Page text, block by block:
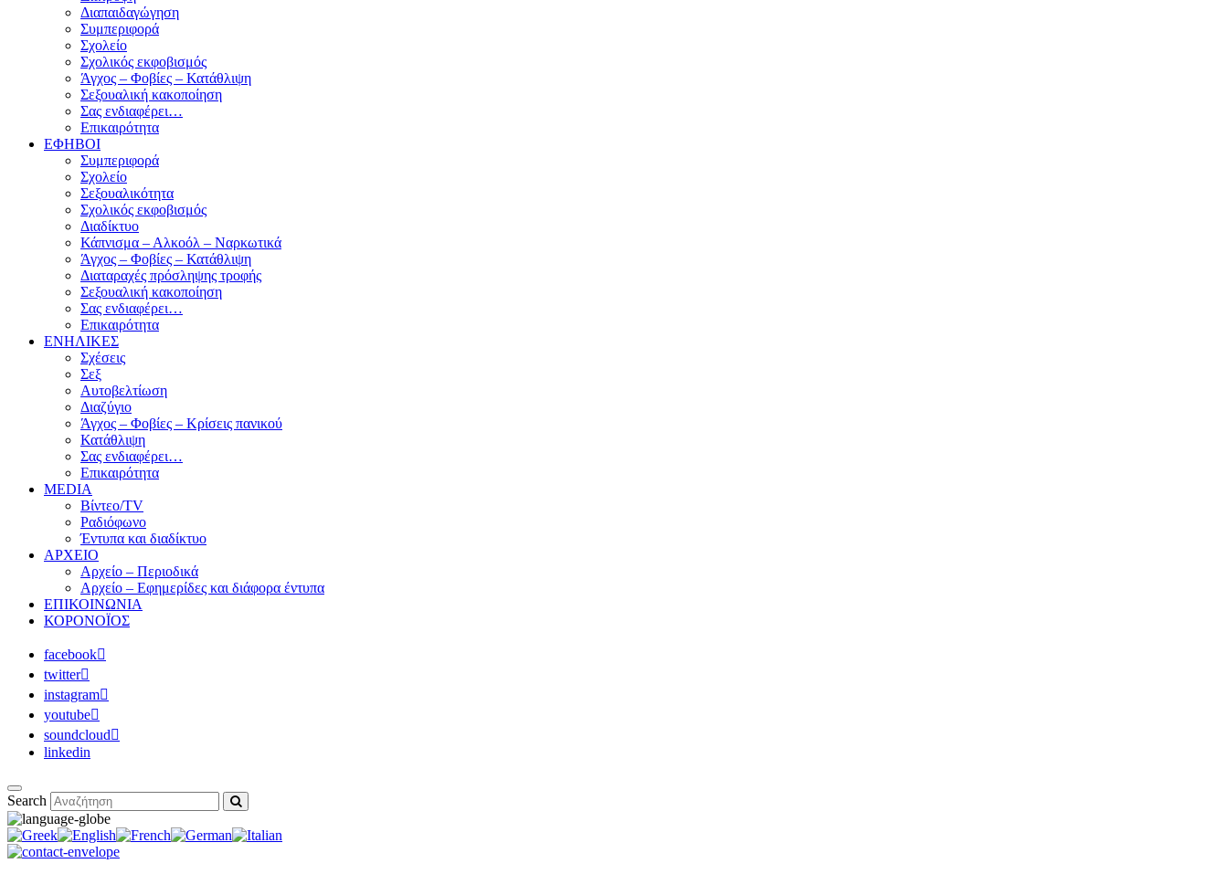
Διαπαιδαγώγηση
Συμπεριφορά
Σχολείο
Σχολικός εκφοβισμός
Άγχος – Φοβίες – Κατάθλιψη
Σεξουαλική κακοποίηση
Σας ενδιαφέρει…
Επικαιρότητα
ΕΦΗΒΟΙ
Συμπεριφορά
Σχολείο
Σεξουαλικότητα
Σχολικός εκφοβισμός
Διαδίκτυο
Κάπνισμα – Αλκοόλ – Ναρκωτικά
Άγχος – Φοβίες – Κατάθλιψη
Διαταραχές πρόσληψης τροφής
Σεξουαλική κακοποίηση
Σας ενδιαφέρει…
Επικαιρότητα
ΕΝΗΛΙΚΕΣ
Σχέσεις
Σεξ
Αυτοβελτίωση
Διαζύγιο
Άγχος – Φοβίες – Κρίσεις πανικού
Κατάθλιψη
Σας ενδιαφέρει…
Επικαιρότητα
MEDIA
Βίντεο/TV
Ραδιόφωνο
Έντυπα και διαδίκτυο
ΑΡΧΕΙΟ
Αρχείο – Περιοδικά
Αρχείο – Εφημερίδες και διάφορα έντυπα
ΕΠΙΚΟΙΝΩΝΙΑ
ΚΟΡΟΝΟΪΟΣ
facebook
twitter
instagram
youtube
soundcloud
linkedin
Search